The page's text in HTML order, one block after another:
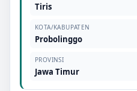
Tiris
KOTA/KABUPATEN
Probolinggo
PROVINSI
Jawa Timur